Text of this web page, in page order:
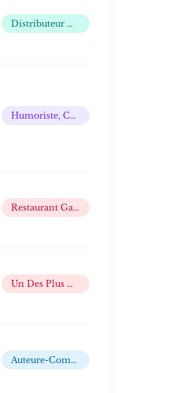
Distributeur De Films Indépendant, Actif Dans Le Benelux
Humoriste, Comédien, Auteur, Metteur En Scène Et Producteur Français
Restaurant Gastronomique De Cuisine Créative Et Contemporaine Dans Une Maison De Campagne
Un Des Plus Grands Musées Du Monde, Situé En Plein Centre De Paris
Auteure-Compositrice-Interprète, Musicienne, Productrice, Actrice Et Mannequin